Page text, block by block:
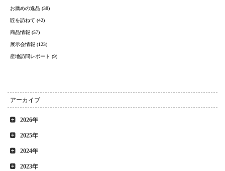
お薦めの逸品 (38)
匠を訪ねて (42)
商品情報 (57)
展示会情報 (123)
産地訪問レポート (9)
アーカイブ
2026年
2025年
2024年
2023年